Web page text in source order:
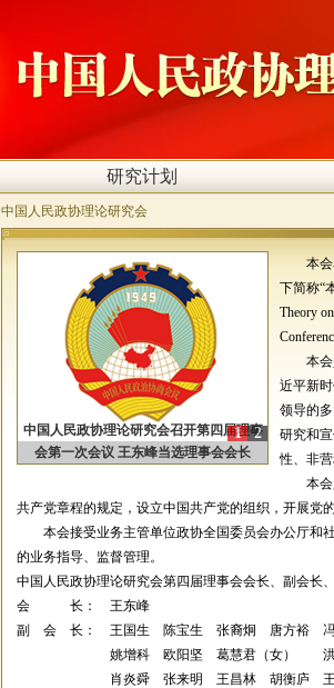
研究计划
中国人民政协理论研究会
中国人民政协理论研究会召开第四届理事
会第一次会议 王东峰当选理事会会长
1 2
本
下简称“
Theory
本
近平新
领导的
研究和
性、非营
本
共产党章程的规定，设立中国共产党的组织，开展党
本会接受业务主管单位政协全国委员会办公厅和
的业务指导、监督管理。
中国人民政协理论研究会第四届理事会会长、副会长
会
长：
王东峰
副
会 长： 王国生 陈宝生 张裔炯 唐方裕
姚增科
欧阳坚 葛慧君（女）
肖炎舜
张来明 王昌林 胡衡庐